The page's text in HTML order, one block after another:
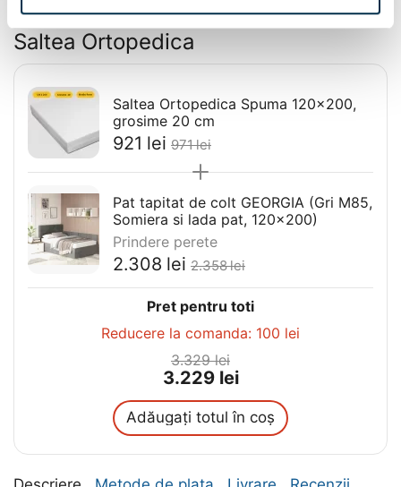
Pachet Pat GEORGIA 90x200 cu
Saltea Ortopedica
Saltea Ortopedica Spuma 120x200,
grosime 20 cm
‍921‍ lei ‍971‍lei
Pat tapitat de colt GEORGIA (Gri M85,
Somiera si lada pat, 120x200)
Prindere perete
2.308 lei 2.358lei
Pret pentru toti
Reducere la comanda: 100 lei
3.329lei
3.229lei
Adăugați totul în coș